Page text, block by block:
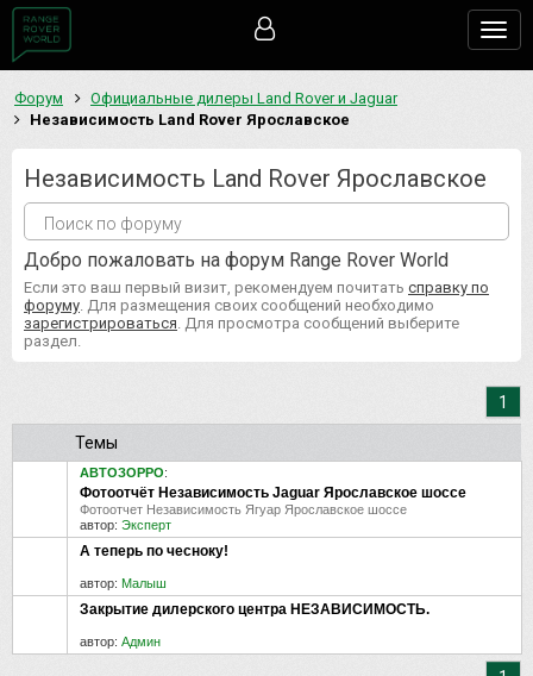
Форум
Официальные дилеры Land Rover и Jaguar
Независимость Land Rover Ярославское
Независимость Land Rover Ярославское
Добро пожаловать на форум Range Rover World
Если это ваш первый визит, рекомендуем почитать справку по
форуму . Для размещения своих сообщений необходимо
зарегистрироваться . Для просмотра сообщений выберите
раздел.
1
Темы
АВТОЗОРРО:
Фотоотчёт Независимость Jaguar Ярославское шоссе
Фотоотчет Независимость Ягуар Ярославское шоссе
автор: Эксперт
А теперь по чесноку!
автор: Малыш
Закрытие дилерского центра НЕЗАВИСИМОСТЬ.
автор: Админ